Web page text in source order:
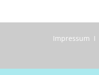
Impressum I